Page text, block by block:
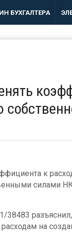
БУХГАЛТЕРА
к
силами
38483
на